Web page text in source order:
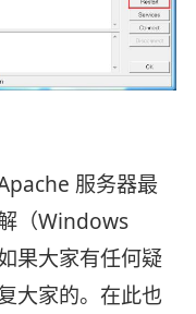
服务器最
（Windows
果大家有任何疑
大家的。在此也